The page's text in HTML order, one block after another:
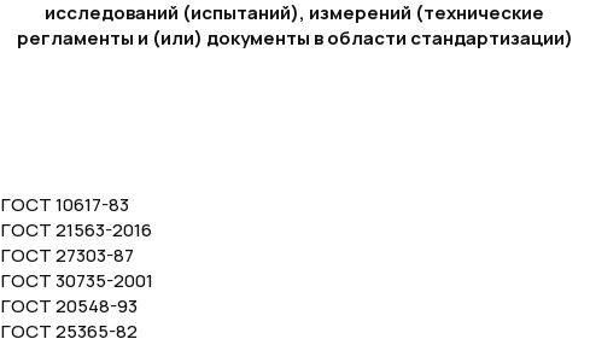
исследований (испытаний), измерений (технические
регламенты и (или) документы в области стандартизации)
ГОСТ 10617-83
ГОСТ 21563-2016
ГОСТ 27303-87
ГОСТ 30735-2001
ГОСТ 20548-93
ГОСТ 25365-82